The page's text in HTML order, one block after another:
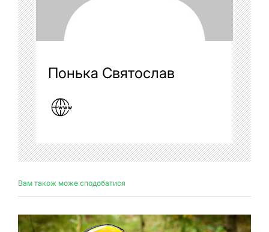
Понька Святослав
Вам також може сподобатися